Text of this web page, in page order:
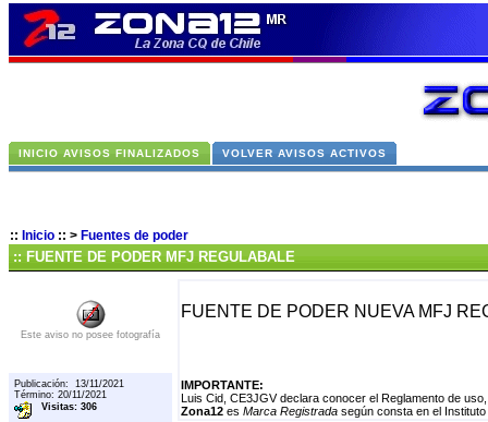
INICIO AVISOS FINALIZADOS VOLVER AVISOS ACTIVOS
:: Inicio :: > Fuentes de poder
:: FUENTE DE PODER MFJ REGULABALE
Este aviso no posee fotografía
Publicación: 13/11/2021
Término: 20/11/2021
Visitas: 306
FUENTE DE PODER NUEVA MFJ
IMPORTANTE:
Luis Cid, CE3JGV declara conocer el Reglamento de
Zona12 es Marca Registrada según consta en el